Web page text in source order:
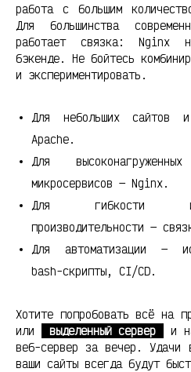
работа с большим
Для большинства
работает связка: Nginx
бэкенде. Не бойтесь
и экспериментировать.
Для небольших сайтов
Apache.
Для
микросервисов — Nginx.
Для гибкости и
производительности —
Для автоматизации —
bash-скрипты, CI/CD.
Хотите попробовать всё на
или
выделенный сервер
и
веб-сервер за вечер. Удачи
ваши сайты всегда будут